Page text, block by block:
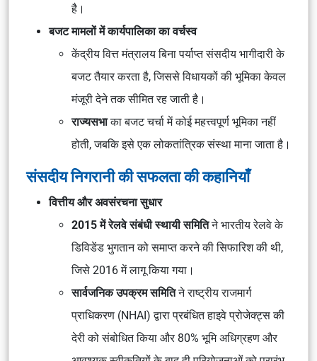
है।
बजट मामलों में कार्यपालिका का वर्चस्व
केंद्रीय वित्त मंत्रालय बिना पर्याप्त संसदीय भागीदारीके
बजट तैयार करता है, जिससेविधायकों की भूमिकाकेवल
मंजूरी देनेतक सीमित रह जाती है।
राज्यसभाकाबजट चर्चामें कोई महत्त्वपूर्ण भूमिका नहीं
होती, जबकि इसे एक लोकतांत्रिक संस्था माना जाता है।
संसदीय निगरानी की सफलता की कहानियाँ
वित्तीय और अवसंरचना सुधार
2015 में रेलवे संबंधी स्थायी समितिनेभारतीय रेलवेके
डिविडेंड भुगतानको समाप्त करने की सिफारिश की थी,
जिसे 2016 में लागूकिया गया।
सार्वजनिक उपक्रम समितिनेराष्ट्रीय राजमार्ग
प्राधिकरण (NHAI) द्वारा प्रबंधितहाइवे प्रोजेक्ट्सकी
देरी को संबोधित किया और 80% भूमि अधिग्रहण और